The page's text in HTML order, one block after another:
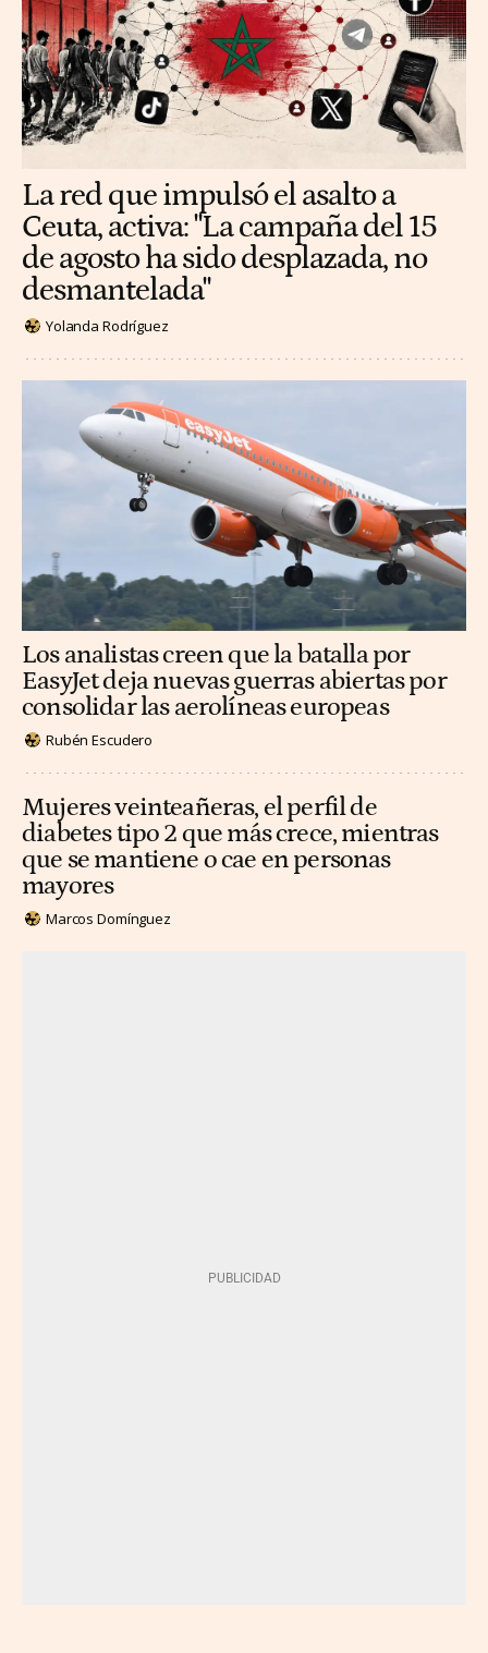
La red que impulsó el asalto a
Ceuta, activa: "La campaña del 15
de agosto ha sido desplazada, no
desmantelada"
Yolanda Rodríguez
Los analistas creen que la batalla por
EasyJet deja nuevas guerras abiertas por
consolidar las aerolíneas europeas
Rubén Escudero
Mujeres veinteañeras, el perfil de
diabetes tipo 2 que más crece, mientras
que se mantiene o cae en personas
mayores
Marcos Domínguez